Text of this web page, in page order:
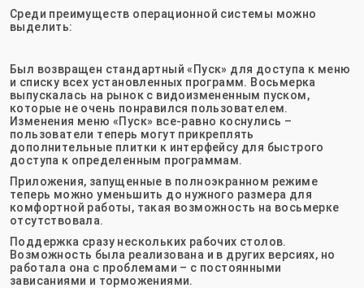
Среди преимуществ операционной системы можно
выделить:
Был возвращен стандартный «Пуск» для доступа к меню
и списку всех установленных программ. Восьмерка
выпускалась на рынок с видоизмененным пуском,
которые не очень понравился пользователем.
Изменения меню «Пуск» все-равно коснулись –
пользователи теперь могут прикреплять
дополнительные плитки к интерфейсу для быстрого
доступа к определенным программам.
Приложения, запущенные в полноэкранном режиме
теперь можно уменьшить до нужного размера для
комфортной работы, такая возможность на восьмерке
отсутствовала.
Поддержка сразу нескольких рабочих столов.
Возможность была реализована и в других версиях, но
работала она с проблемами – с постоянными
зависаниями и торможениями.